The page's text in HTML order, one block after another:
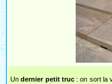
Undernier petit truc: on sort la